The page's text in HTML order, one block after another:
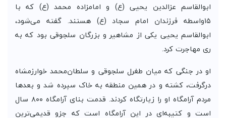
ابوالقاسم عزالدین یحیی (ع) و امامزاده محمد (ع) که با
۱۵واسطه فرزندان امام سجاد (ع) هستند. گفته می‌شود،
ابوالقاسم یحیی یکی از مشاهیر و بزرگان سلجوقی بود که به
ری مهاجرت کرد.
او در جنگی که میان طغرل سلجوقی و سلطان‌محمد خوارزمشاه
در‌گرفت، کشته و در همین منطقه به خاک سپرده شد و بعد‌ها
مردم آرامگاه او را زیارتگاه کردند. قدمت بنای آرامگاه ۸۰۰ سال
است و کتیبه‌ای در این آرامگاه است که جزو قدیمی‌ترین